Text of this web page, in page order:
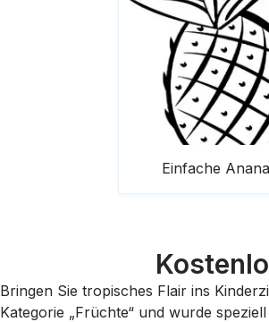
Einfache
Bringen Sie tropisches Flair ins
Kategorie „Früchte“ und wurde